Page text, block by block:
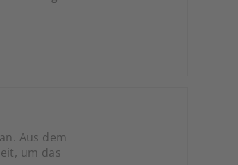
Aus dem
um das